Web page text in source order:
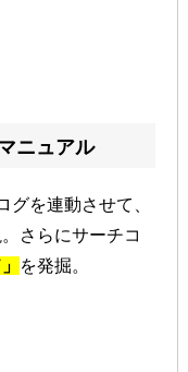
ニュアル
グを連動させて、
さらにサーチコ
を発掘。